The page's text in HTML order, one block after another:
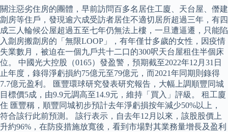
關注惡劣住房的團體，早前訪問百多名居住工廈、天台屋、僭建
劏房等住戶，發現逾六成受訪者居住不適切居所超過三年，有四
成三人輪候公屋超過五至七年仍無法上樓，一旦遭逼遷，只能陷
入劏房搬劏房的「無限LOOP」，有年僅廿多歲的女性，因疫情
失業數月，被迫在一個九戶共十二口的300呎天台屋租住半個床
位。 中國光大控股（0165）發盈警，預期截至2022年12月31日
止年度，錄得淨虧損約75億元至79億元，而2021年同期則錄得
7.7億元盈利。 匯豐環球研究發表研究報告，大幅上調順豐同城
目標價5成，由9.9元調高至14.9元，維持「買入」評級。 租工廈
住 匯豐稱，順豐同城初步預計去年淨虧損按年減少50%以上，
符合該行此前預測。 該行表示，自去年12月以來，該股股價上
升約96%，在防疫措施放寬後，看到市場對其業務量增長及盈利